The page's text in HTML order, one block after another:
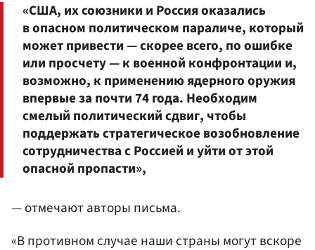
«США, их союзники и Россия оказались
в опасном политическом параличе, который
может привести — скорее всего, по ошибке
или просчету — к военной конфронтации и,
возможно, к применению ядерного оружия
впервые за почти 74 года. Необходим
смелый политический сдвиг, чтобы
поддержать стратегическое возобновление
сотрудничества с Россией и уйти от этой
опасной пропасти»,
— отмечают авторы письма.
«В противном случае наши страны могут вскоре